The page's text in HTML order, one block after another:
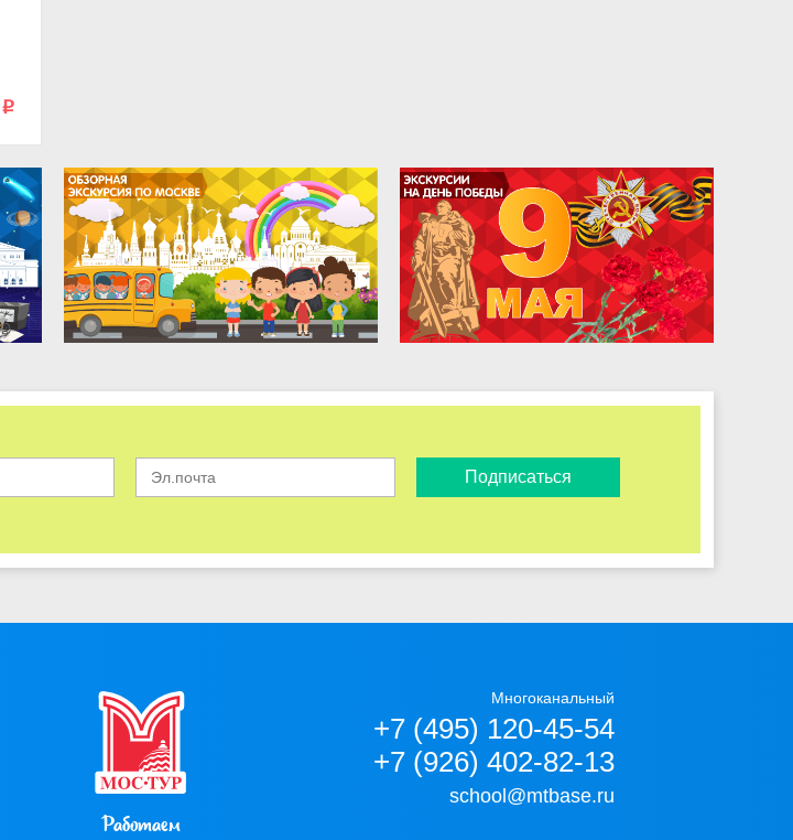
p
Подписаться
Работаем
Многоканальный
+7 (495) 120-45-54
+7 (926) 402-82-13
school@mtbase.ru